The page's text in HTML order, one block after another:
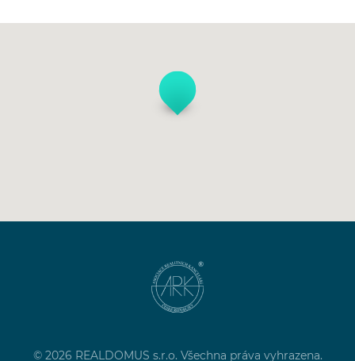
© 2026 REALDOMUS s.r.o. Všechna práva vyhrazena.